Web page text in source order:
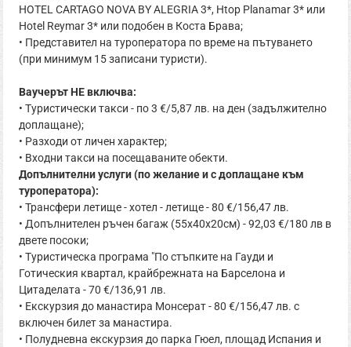
HOTEL CARTAGO NOVA BY ALEGRIA 3*, Htop Planamar 3* или
Hotel Reymar 3* или подобен в Коста Брава;
• Представител на туроператора по време на пътуването
(при минимум 15 записани туристи).
Ваучерът НЕ включва:
• Туристически такси - по 3 €/5,87 лв. на ден (задължително
доплащане);
• Разходи от личен характер;
• Входни такси на посещаваните обекти.
Допълнителни услуги (по желание и с доплащане към
туроператора):
• Трансфери летище - хотел - летище - 80 €/156,47 лв.
• Допълнителен ръчен багаж (55х40х20см) - 92,03 €/180 лв в
двете посоки;
• Туристическа програма "По стъпките на Гауди и
Готическия квартал, крайбрежната на Барселона и
Цитаделата - 70 €/136,91 лв.
• Екскурзия до манастира Монсерат - 80 €/156,47 лв. с
включен билет за манастира.
• Полудневна екскурзия до парка Гюел, площад Испания и